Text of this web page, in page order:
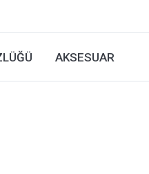
AKSESUAR